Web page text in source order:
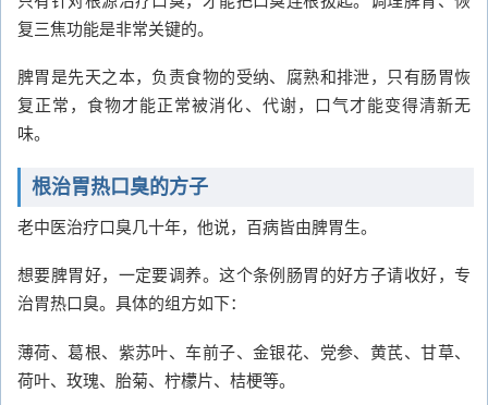
复三焦功能是非常关键的。
脾胃是先天之本，负责食物的受纳、腐熟和排泄，只有肠胃恢
复正常，食物才能正常被消化、代谢，口气才能变得清新无
味。
根治胃热口臭的方子
老中医治疗口臭几十年，他说，百病皆由脾胃生。
想要脾胃好，一定要调养。这个条例肠胃的好方子请收好，专
治胃热口臭。具体的组方如下：
薄荷、葛根、紫苏叶、车前子、金银花、党参、黄芪、甘草、
荷叶、玫瑰、胎菊、柠檬片、桔梗等。